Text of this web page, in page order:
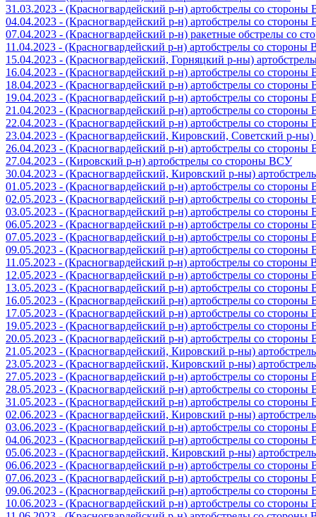
31.03.2023 - (Красногвардейский р-н) артобстрелы со
04.04.2023 - (Красногвардейский р-н) артобстрелы со
07.04.2023 - (Красногвардейский р-н) ракетные обстрелы со
11.04.2023 - (Красногвардейский р-н) артобстрелы со стороны
15.04.2023 - (Красногвардейский, Горняцкий р-ны)
16.04.2023 - (Красногвардейский р-н) артобстрелы со
18.04.2023 - (Красногвардейский р-н) артобстрелы со
19.04.2023 - (Красногвардейский р-н) артобстрелы со
21.04.2023 - (Красногвардейский р-н) артобстрелы со
22.04.2023 - (Красногвардейский р-н) артобстрелы со
23.04.2023 - (Красногвардейский, Кировский, Советский р-
26.04.2023 - (Красногвардейский р-н) артобстрелы со
27.04.2023 - (Кировский р-н) артобстрелы со стороны ВСУ
30.04.2023 - (Красногвардейский, Кировский р-ны)
01.05.2023 - (Красногвардейский р-н) артобстрелы со
02.05.2023 - (Красногвардейский р-н) артобстрелы со
03.05.2023 - (Красногвардейский р-н) артобстрелы со
06.05.2023 - (Красногвардейский р-н) артобстрелы со
07.05.2023 - (Красногвардейский р-н) артобстрелы со
09.05.2023 - (Красногвардейский р-н) артобстрелы со
11.05.2023 - (Красногвардейский р-н) артобстрелы со стороны
12.05.2023 - (Красногвардейский р-н) артобстрелы со
13.05.2023 - (Красногвардейский р-н) артобстрелы со
16.05.2023 - (Красногвардейский р-н) артобстрелы со
17.05.2023 - (Красногвардейский р-н) артобстрелы со
19.05.2023 - (Красногвардейский р-н) артобстрелы со
20.05.2023 - (Красногвардейский р-н) артобстрелы со
21.05.2023 - (Красногвардейский, Кировский р-ны)
23.05.2023 - (Красногвардейский, Кировский р-ны)
27.05.2023 - (Красногвардейский р-н) артобстрелы со
28.05.2023 - (Красногвардейский р-н) артобстрелы со
31.05.2023 - (Красногвардейский р-н) артобстрелы со
02.06.2023 - (Красногвардейский, Кировский р-ны)
03.06.2023 - (Красногвардейский р-н) артобстрелы со
04.06.2023 - (Красногвардейский р-н) артобстрелы со
05.06.2023 - (Красногвардейский, Кировский р-ны)
06.06.2023 - (Красногвардейский р-н) артобстрелы со
07.06.2023 - (Красногвардейский р-н) артобстрелы со
09.06.2023 - (Красногвардейский р-н) артобстрелы со
10.06.2023 - (Красногвардейский р-н) артобстрелы со